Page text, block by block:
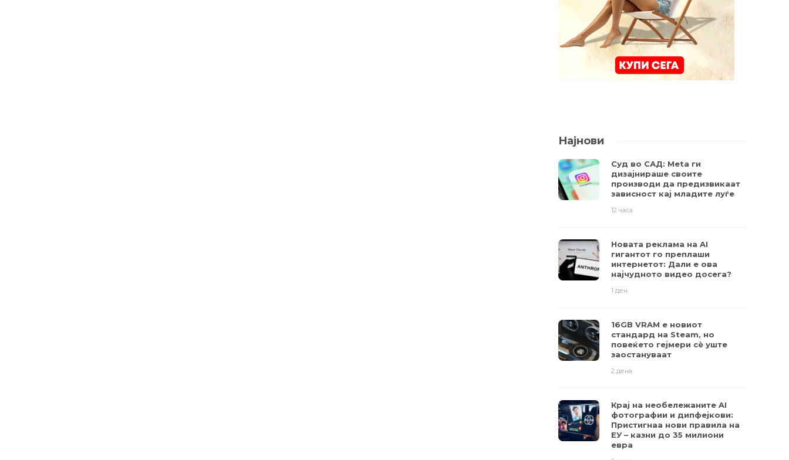
Најнови
Суд во САД: Meta ги
дизајнираше своите
производи да предизвикаат
зависност кај младите луѓе
12 часа
Новата реклама на AI
гигантот го преплаши
интернетот: Дали е ова
најчудното видео досега?
1 ден
16GB VRAM е новиот
стандард на Steam, но
повеќето гејмери ​​сè уште
заостануваат
2 дена
Крај на необележаните AI
фотографии и дипфејкови:
Пристигнаа нови правила на
ЕУ – казни до 35 милиони
евра